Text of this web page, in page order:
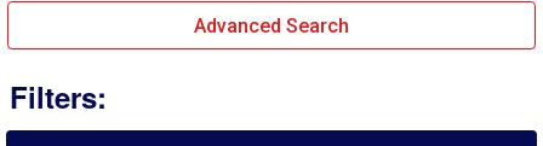
Advanced Search
Filters: